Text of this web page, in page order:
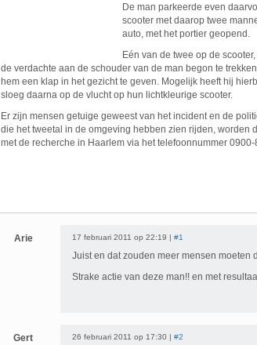
De man parkeerde even
scooter met daarop twee
auto, met het portier geopend.
Eén van de twee op de
de verdachte aan de schouder van de man begon te
hem een klap in het gezicht te geven. Mogelijk heeft hij
sloeg daarna op de vlucht op hun lichtkleurige scooter.
Er zijn mensen getuige geweest van het incident en de
die het tweetal in de omgeving hebben zien rijden, worden
met de recherche in Haarlem via het telefoonnummer 0900-
Arie 17 februari 2011 op 22:19 | #1
Juist en dat zouden meer mensen moeten
Strake actie van deze man!! en met
Gert 26 februari 2011 op 17:30 | #2